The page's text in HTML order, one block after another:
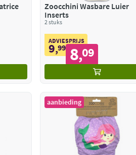
Zoocchini Wasbare Luier
Inserts
2 stuks
ADVIESPRIJS
9,99 8,09
aanbieding